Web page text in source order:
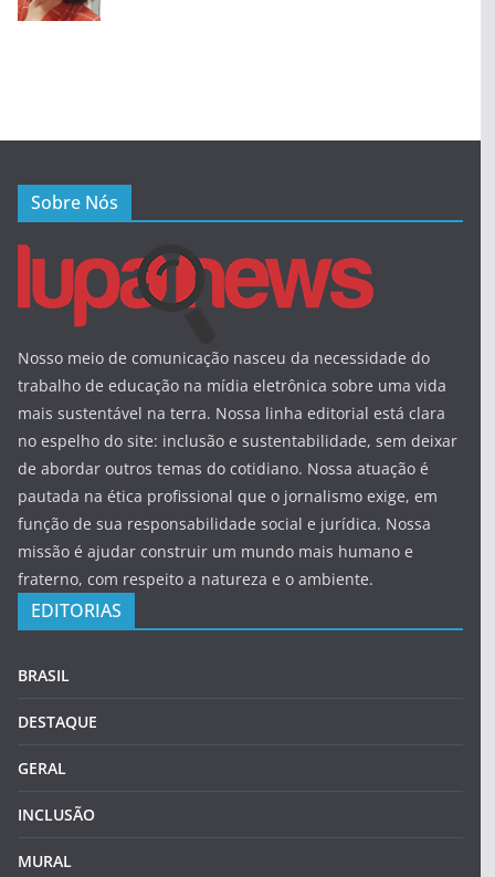
Sobre Nós
Nosso meio de comunicação nasceu da necessidade do
trabalho de educação na mídia eletrônica sobre uma vida
mais sustentável na terra. Nossa linha editorial está clara
no espelho do site: inclusão e sustentabilidade, sem deixar
de abordar outros temas do cotidiano. Nossa atuação é
pautada na ética profissional que o jornalismo exige, em
função de sua responsabilidade social e jurídica. Nossa
missão é ajudar construir um mundo mais humano e
fraterno, com respeito a natureza e o ambiente.
EDITORIAS
BRASIL
DESTAQUE
GERAL
INCLUSÃO
MURAL